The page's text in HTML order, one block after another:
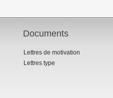
Documents
Lettres de motivation
Lettres type